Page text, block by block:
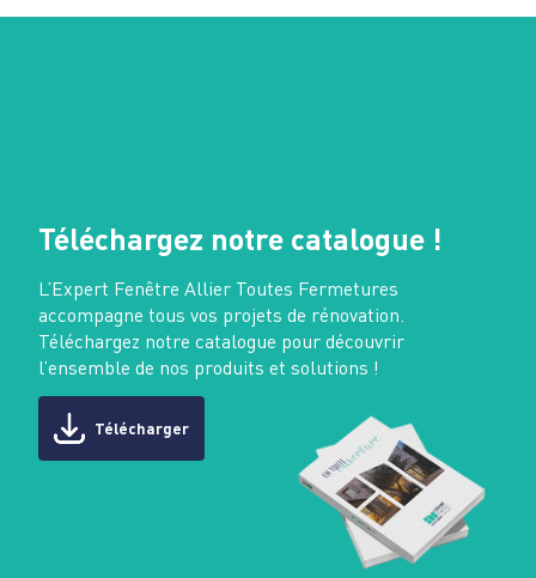
Téléchargez notre catalogue !
L’Expert Fenêtre Allier Toutes Fermetures
accompagne tous vos projets de rénovation.
Téléchargez notre catalogue pour découvrir
l’ensemble de nos produits et solutions !
Télécharger